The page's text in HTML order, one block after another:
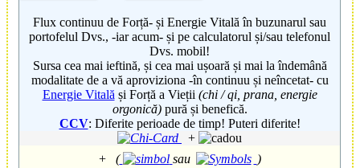
Flux continuu de Forță- și Energie Vitală în buzunarul sau
portofelul Dvs., -iar acum- și pe calculatorul și/sau telefonul
Dvs. mobil!
Sursa cea mai ieftină, și cea mai ușoară și mai la îndemână
modalitate de a vă aproviziona -în continuu și neîncetat- cu
Energie Vitală și Forță a Vieții (chi / qi, prana, energie
orgonică)pură și benefică.
CCV: Diferite perioade de timp! Puteri diferite!
+
+ ( sau
)